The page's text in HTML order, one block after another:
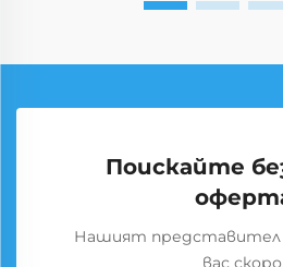
Поискайте
Нашият представител
вас скоро.